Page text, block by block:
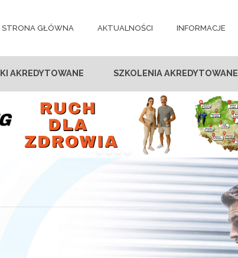
STRONA GŁÓWNA AKTUALNOŚCI INFORMACJE
AKREDYTOWANE SZKOLENIA AKREDYTOWANE